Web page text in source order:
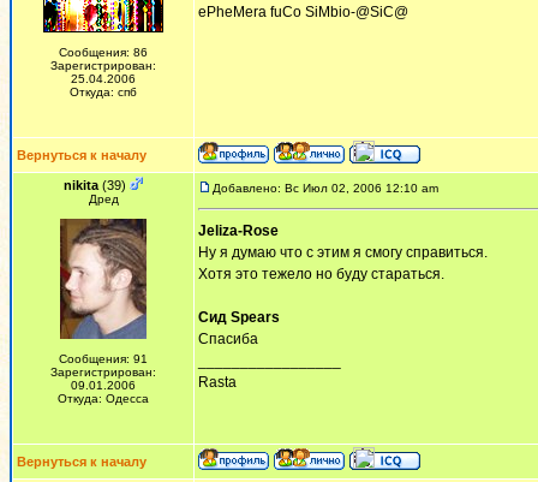
Сообщения: 86
Зарегистрирован:
25.04.2006
Откуда: спб
ePheMera fuCo SiMbio-@SiC@
Вернуться к началу
nikita (39)
Дред
Сообщения: 91
Зарегистрирован:
09.01.2006
Откуда: Одесса
Добавлено: Вс Июл 02, 2006 12:10 am
Jeliza-Rose
Ну я думаю что с этим я смогу справиться.
Хотя это тежело но буду стараться.
Сид Spears
Спасиба
Rasta
Вернуться к началу